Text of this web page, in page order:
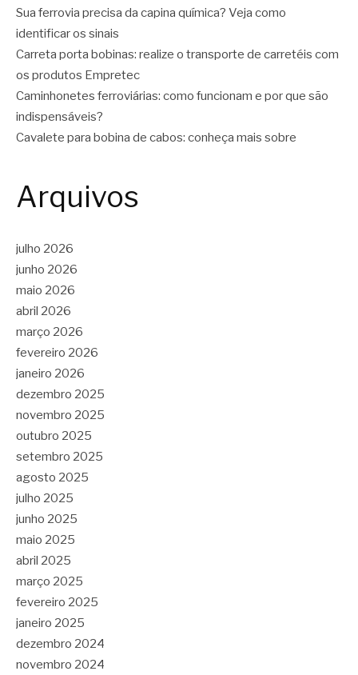
Sua ferrovia precisa da capina química? Veja como
identificar os sinais
Carreta porta bobinas: realize o transporte de carretéis com
os produtos Empretec
Caminhonetes ferroviárias: como funcionam e por que são
indispensáveis?
Cavalete para bobina de cabos: conheça mais sobre
Arquivos
julho 2026
junho 2026
maio 2026
abril 2026
março 2026
fevereiro 2026
janeiro 2026
dezembro 2025
novembro 2025
outubro 2025
setembro 2025
agosto 2025
julho 2025
junho 2025
maio 2025
abril 2025
março 2025
fevereiro 2025
janeiro 2025
dezembro 2024
novembro 2024